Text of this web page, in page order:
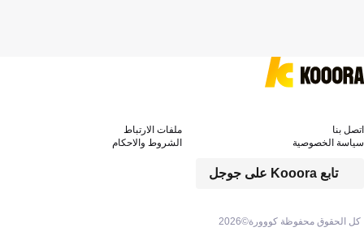
كل الحقوق محفوظة كووورة©2026
تابع Kooora على جوجل
اتصل بنا
ملفات الارتباط
سياسة الخصوصية
الشروط والاحكام